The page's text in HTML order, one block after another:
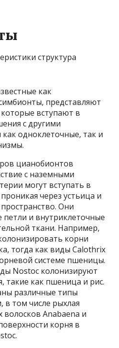
как
представляют
вступают в
с другими
одноклеточные, так и
цианобионтов
с наземными
могут вступать в
через устьица и
Они
и внутриклеточные
ткани. Например,
корни
тогда как виды Calothrix
системе пшеницы.
Nostoc колонизируют
такие как пшеница и рис.
различные типы
в том числе рыхлая
Anabaena и
корня в